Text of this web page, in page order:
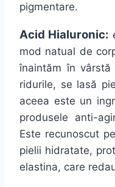
pigmentare.
Acid Hialuronic:
mod natual de
înaintăm în vârstă
ridurile, se lasă
aceea este un
produsele anti-
Este recunoscut
pielii hidratate,
elastina, care